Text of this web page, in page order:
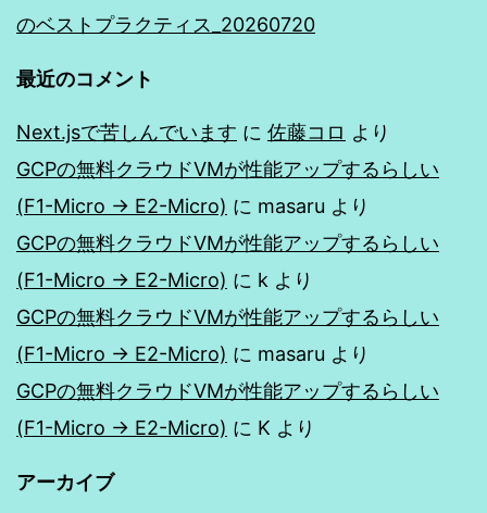
のベストプラクティス_20260720
最近のコメント
Next.jsで苦しんでいます に 佐藤コロ より
GCPの無料クラウドVMが性能アップするらしい
(F1-Micro → E2-Micro) に masaru より
GCPの無料クラウドVMが性能アップするらしい
(F1-Micro → E2-Micro) に k より
GCPの無料クラウドVMが性能アップするらしい
(F1-Micro → E2-Micro) に masaru より
GCPの無料クラウドVMが性能アップするらしい
(F1-Micro → E2-Micro) に K より
アーカイブ